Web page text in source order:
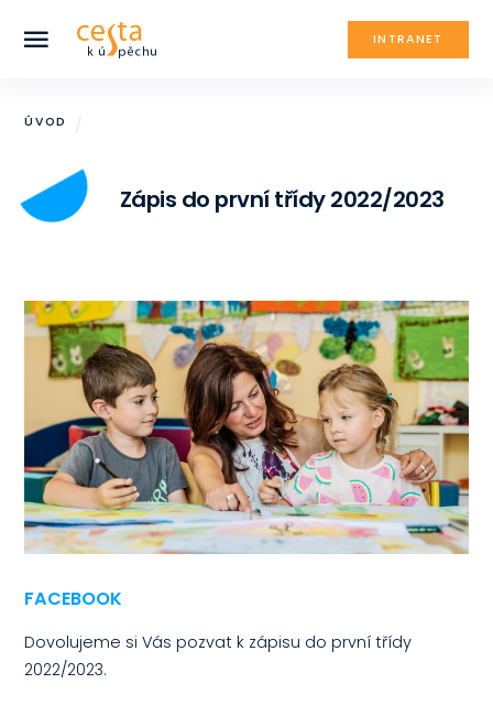
INTRANET
ÚVOD
Zápis do první třídy 2022/2023
FACEBOOK
Dovolujeme si Vás pozvat k zápisu do první třídy
2022/2023.